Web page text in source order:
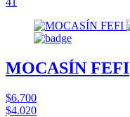
MOCASÍN FEFI
$6.700
$4.020